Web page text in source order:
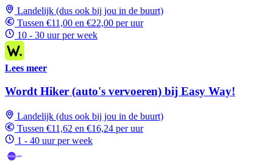
Landelijk (dus ook bij jou in de buurt)
Tussen €11,00 en €22,00 per uur
10 - 30 uur per week
Lees meer
Wordt Hiker (auto's vervoeren) bij Easy Way!
Landelijk (dus ook bij jou in de buurt)
Tussen €11,62 en €16,24 per uur
1 - 40 uur per week